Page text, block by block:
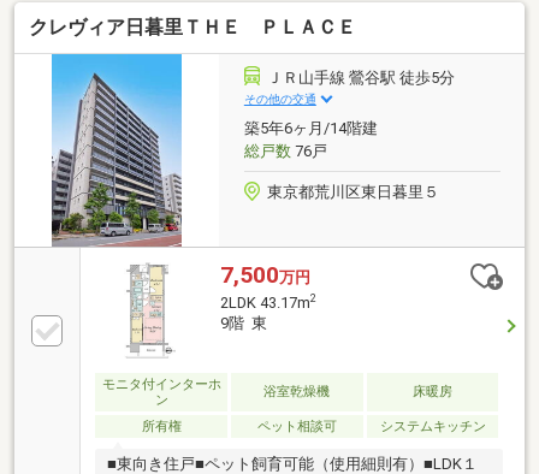
坪）・2008年9月築・2LDK【おすすめポイント】・ペ
ット飼育可（制限有）・24時間ゴミ出し可・カラーモ
ニター付ハンズフリーインターホン・電気式浴室換気
乾燥機・カウンターキッチン
クレヴィア日暮里ＴＨＥ ＰＬＡＣＥ
ＪＲ山手線 鶯谷駅 徒歩5分
その他の交通
築5年6ヶ月/14階建
総戸数76戸
東京都荒川区東日暮里５
7,500万円
2LDK 43.17m2
9階 東
モニタ付インターホ
ン
浴室乾燥機 床暖房
所有権 ペット相談可 システムキッチン
■東向き住戸■ペット飼育可能（使用細則有）■LDK１